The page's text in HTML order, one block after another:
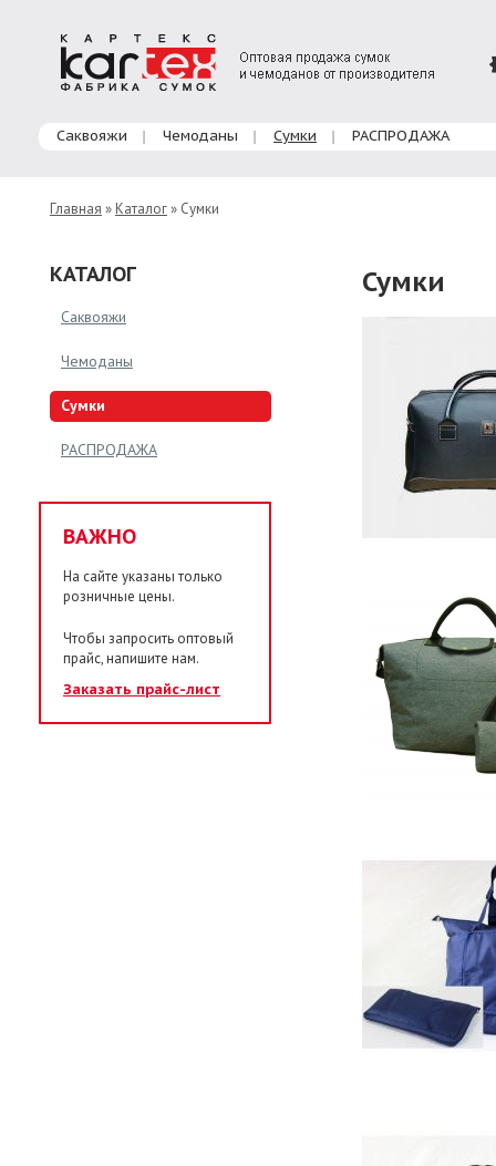
Главное меню
Саквояжи Чемоданы Сумки РАСПРОДАЖА
Главная » Каталог» Сумки
КАТАЛОГ
Саквояжи
Чемоданы
Сумки
РАСПРОДАЖА
ВАЖНО
На сайте указаны только
розничные цены.
Чтобы запросить оптовый
прайс, напишите нам.
Заказать прайс-лист
Сумки